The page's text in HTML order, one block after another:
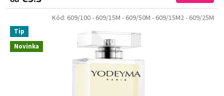
Novinka
Tip
Kód: 609/100- 609/15M - 609/50M - 609/15M2- 609/25M